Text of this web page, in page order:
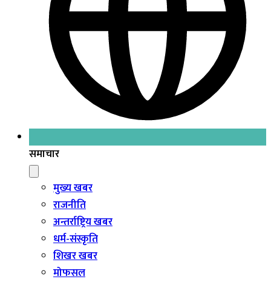
समाचार
मुख्य खबर
राजनीति
अन्तर्राष्ट्रिय खबर
धर्म-संस्कृति
शिखर खबर
मोफसल